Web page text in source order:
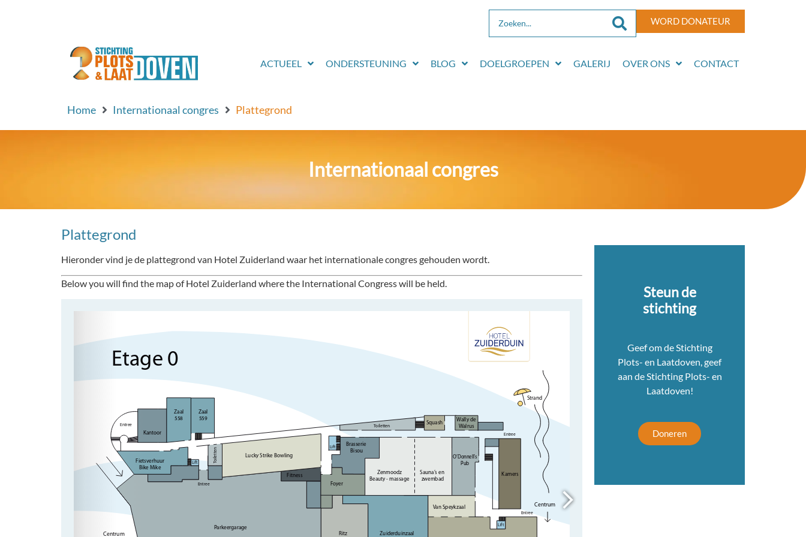
WORD DONATEUR
ACTUEEL ONDERSTEUNING BLOG DOELGROEPEN GALERIJ OVER ONS CONTACT
Home Internationaal congres Plattegrond
Internationaal congres
Plattegrond
Hieronder vind je de plattegrond van Hotel Zuiderland waar het internationale congres gehouden wordt.
Below you will find the map of Hotel Zuiderland where the International Congress will be held.
Steun de
stichting
Geef om de Stichting
Plots- en Laatdoven, geef
aan de Stichting Plots- en
Laatdoven!
Doneren